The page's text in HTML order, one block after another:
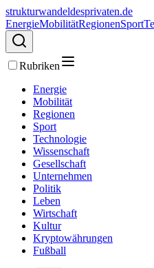
strukturwandeldesprivaten.de
EnergieMobilitätRegionenSport
Rubriken
Energie
Mobilität
Regionen
Sport
Technologie
Wissenschaft
Gesellschaft
Unternehmen
Politik
Leben
Wirtschaft
Kultur
Kryptowährungen
Fußball